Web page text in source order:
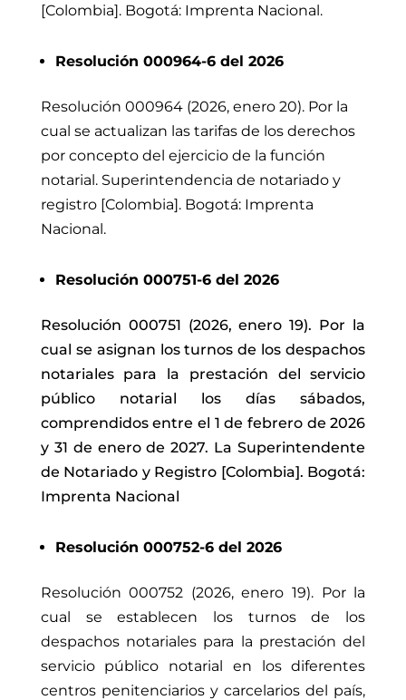
[Colombia]. Bogotá: Imprenta Nacional.
Resolución 000964-6 del 2026
Resolución 000964 (2026, enero 20). Por la
cual se actualizan las tarifas de los derechos
por concepto del ejercicio de la función
notarial. Superintendencia de notariado y
registro [Colombia]. Bogotá: Imprenta
Nacional.
Resolución 000751-6 del 2026
Resolución 000751 (2026, enero 19). Por la
cual se asignan los turnos de los despachos
notariales para la prestación del servicio
público notarial los días sábados,
comprendidos entre el 1 de febrero de 2026
y 31 de enero de 2027. La Superintendente
de Notariado y Registro [Colombia]. Bogotá:
Imprenta Nacional
Resolución 000752-6 del 2026
Resolución 000752 (2026, enero 19). Por la
cual se establecen los turnos de los
despachos notariales para la prestación del
servicio público notarial en los diferentes
centros penitenciarios y carcelarios del país,